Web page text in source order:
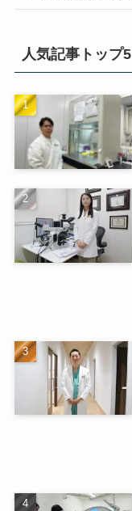
人気記事トップ5